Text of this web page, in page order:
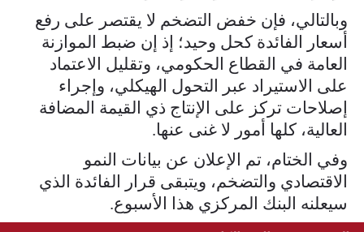
وبالتالي، فإن خفض التضخم لا يقتصر على رفع
أسعار الفائدة كحل وحيد؛ إذ إن ضبط الموازنة
العامة في القطاع الحكومي، وتقليل الاعتماد
على الاستيراد عبر التحول الهيكلي، وإجراء
إصلاحات تركز على الإنتاج ذي القيمة المضافة
العالية، كلها أمور لا غنى عنها.
وفي الختام، تم الإعلان عن بيانات النمو
الاقتصادي والتضخم، ويتبقى قرار الفائدة الذي
سيعلنه البنك المركزي هذا الأسبوع.